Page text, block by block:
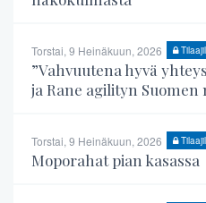
Torstai, 9 Heinäkuun, 2026
”Vahvuutena hyvä
ja Rane agilityn Suomen
Torstai, 9 Heinäkuun, 2026
Moporahat pian kasassa